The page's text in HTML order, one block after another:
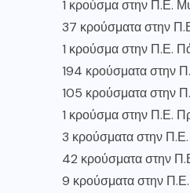
1 κρούσμα στην Π.Ε.
37 κρούσματα στην
1 κρούσμα στην Π.Ε.
194 κρούσματα στην
105 κρούσματα στην
1 κρούσμα στην Π.Ε.
3 κρούσματα στην
42 κρούσματα στην
9 κρούσματα στην